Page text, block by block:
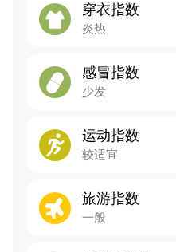
穿衣指数
炎热
感冒指数
少发
运动指数
较适宜
旅游指数
一般